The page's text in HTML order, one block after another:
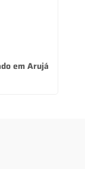
em Arujá